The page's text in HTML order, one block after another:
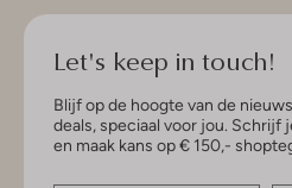
Let's keep in touch!
Blijf op de hoogte van de
deals, speciaal voor jou. Schrijf
en maak kans op € 150,-